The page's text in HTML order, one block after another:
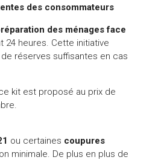
des consommateurs
des ménages face
24 heures. Cette initiative
réserves suffisantes en cas
kit est proposé au prix de
ou certaines coupures
minimale. De plus en plus de